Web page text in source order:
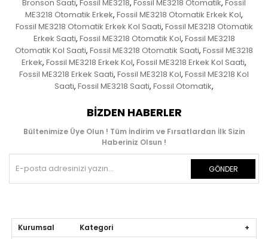
Bronson Saati, Fossil ME3218, Fossil ME3218 Otomatik, Fossil
ME3218 Otomatik Erkek, Fossil ME3218 Otomatik Erkek Kol,
Fossil ME3218 Otomatik Erkek Kol Saati, Fossil ME3218 Otomatik
Erkek Saati, Fossil ME3218 Otomatik Kol, Fossil ME3218
Otomatik Kol Saati, Fossil ME3218 Otomatik Saati, Fossil ME3218
Erkek, Fossil ME3218 Erkek Kol, Fossil ME3218 Erkek Kol Saati,
Fossil ME3218 Erkek Saati, Fossil ME3218 Kol, Fossil ME3218 Kol
Saati, Fossil ME3218 Saati, Fossil Otomatik,
BIZDEN HABERLER
Bültenimize Üye Olun ! Tüm İndirim ve Fırsatlardan İlk Sizin
Haberiniz Olsun !
GÖNDER
Kurumsal Kategori